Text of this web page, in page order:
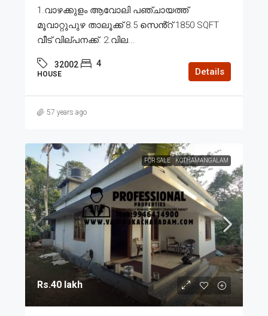
1.വാഴക്കുളം ആവോലി പഞ്ചായത്ത്
മൂവാറ്റുപുഴ താലൂക്ക് 8.5 സെൻ്റ് 1850 SQFT
വീട് വില്പനക്ക്. 2.വില...
32002 4
HOUSE Details
57 years ago
FOR SALE KOTHAMANGALAM
Rs.40 lakh